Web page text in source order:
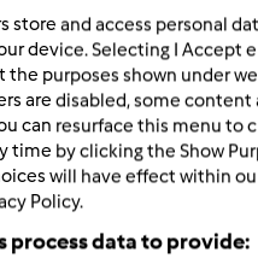
#7
store and access personal
device. Selecting I Accept
purposes shown under
are disabled, some content
can resurface this menu to
time by clicking the Show
will have effect within
Policy.
process data to provide: